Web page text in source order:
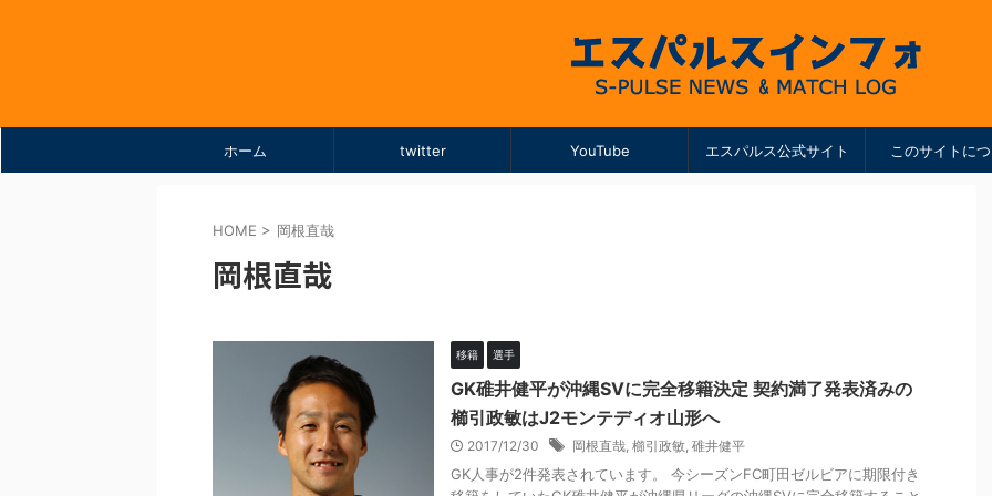
ホーム twitter YouTube エスパルス公式サイト このサイトに
HOME > 岡根直哉
岡根直哉
移籍 選手
GK碓井健平が沖縄SVに完全移籍決定 契約満了発表済みの
櫛引政敏はJ2モンテディオ山形へ
2017/12/30 岡根直哉, 櫛引政敏, 碓井健平
GK人事が2件発表されています。 今シーズンFC町田ゼルビアに期限付き